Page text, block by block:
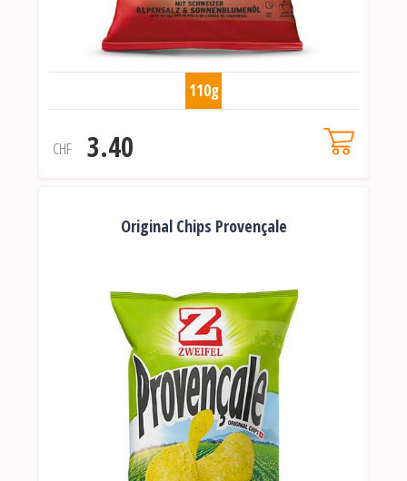
110g
CHF 3.40
Original Chips Provençale